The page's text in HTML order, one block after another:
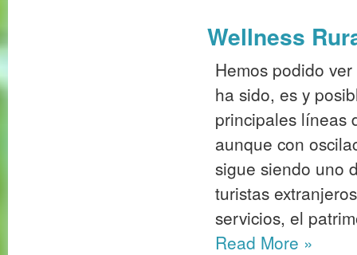
Wellness
Hemos podido
ha sido, es y
principales líneas
aunque con
sigue siendo uno
turistas
servicios, el
Read More »